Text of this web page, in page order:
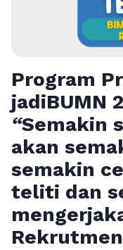
Program
jadiBUMN
“Semakin
akan
semakin
teliti dan